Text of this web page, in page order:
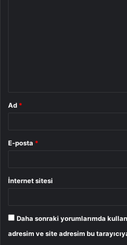
Ad *
E-posta *
İnternet sitesi
Daha sonraki yorumlarımda
adresim ve site adresim bu